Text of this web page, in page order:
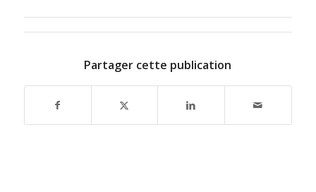
Partager cette publication